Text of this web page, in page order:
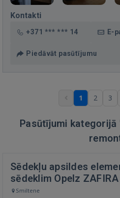
Kontakti
+371 *** *** 14 E-
Piedāvāt pasūtījumu
1 2 3
Pasūtījumi kategorijā
Sēdekļu apsildes
sēdeklim Opelz ZAFIRA
Smiltene